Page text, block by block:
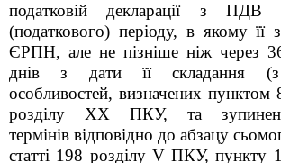
податковій декларації з ПДВ
(податкового) періоду, в якому її
ЄРПН, але не пізніше ніж через
днів з дати її складання (з
особливостей, визначених пунктом
розділу XX ПКУ, та
термінів відповідно до абзацу
статті 198 розділу V ПКУ, пункту